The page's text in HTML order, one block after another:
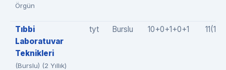
Örgün
Tıbbi
Laboratuvar
Teknikleri
(Burslu) (2 Yıllık)
tyt Burslu 10+0+1+0+1